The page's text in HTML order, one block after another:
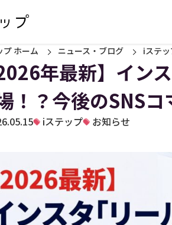
プ ホーム ニュース・ブログ iステ
2026年最新】イン
！？今後のSNS
iステップ お知らせ